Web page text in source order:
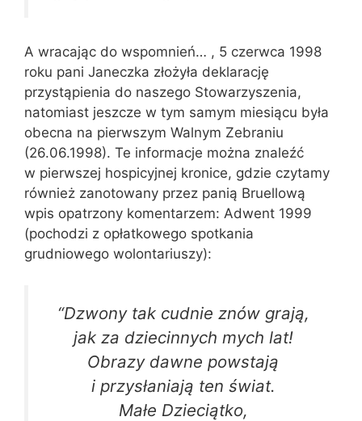
A wracając do wspomnień… , 5 czerwca 1998
roku pani Janeczka złożyła deklarację
przystąpienia do naszego Stowarzyszenia,
natomiast jeszcze w tym samym miesiącu była
obecna na pierwszym Walnym Zebraniu
(26.06.1998). Te informacje można znaleźć
w pierwszej hospicyjnej kronice, gdzie czytamy
również zanotowany przez panią Bruellową
wpis opatrzony komentarzem: Adwent 1999
(pochodzi z opłatkowego spotkania
grudniowego wolontariuszy):
“Dzwony tak cudnie znów grają,
jak za dziecinnych mych lat!
Obrazy dawne powstają
i przysłaniają ten świat.
Małe Dzieciątko,